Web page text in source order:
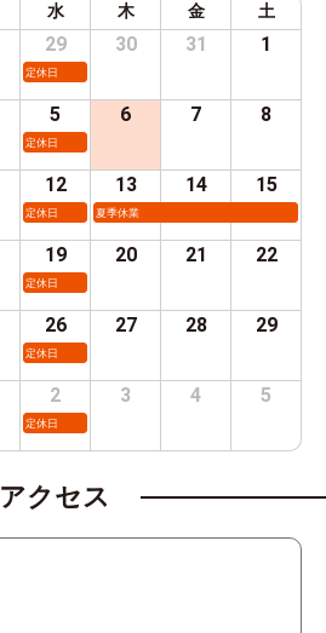
水 木 金 土
29
定休日
30 31 1
5
定休日
6 7 8
12
定休日
13
夏季休業
14 15
19
定休日
20 21 22
26
定休日
27 28 29
2
定休日
3 4 5
アクセス